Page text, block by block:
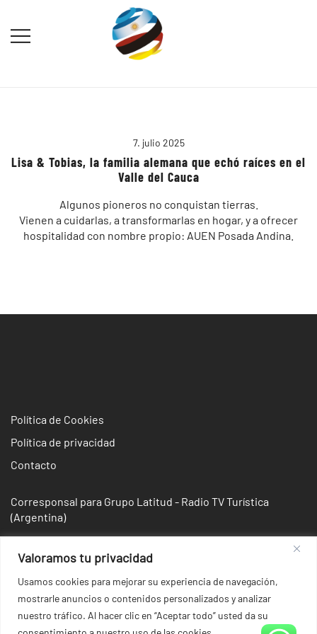
Valoramos tu privacidad
Usamos cookies para mejorar su experiencia de navegación,
mostrarle anuncios o contenidos personalizados y analizar
nuestro tráfico. Al hacer clic en “Aceptar todo” usted da su
contenido
7. julio 2025
Lisa & Tobias, la familia alemana que echó raíces en el
Valle del Cauca
Algunos pioneros no conquistan tierras.
Vienen a cuidarlas, a transformarlas en hogar, y a ofrecer
hospitalidad con nombre propio: AUEN Posada Andina.
Política de Cookies
Política de privacidad
Contacto
Corresponsal para Grupo Latitud - Radio TV Turística
(Argentina)